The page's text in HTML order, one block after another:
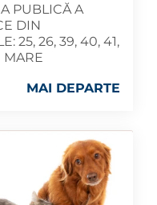
PUBLICĂ A
DIN
25, 26, 39, 40, 41,
MARE
MAI DEPARTE